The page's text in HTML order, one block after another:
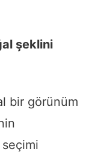
şeklini
bir görünüm